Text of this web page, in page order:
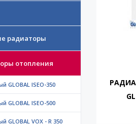
радиаторы
отопления
GLOBAL ISEO-350
GLOBAL ISEO-500
VOX - R 350